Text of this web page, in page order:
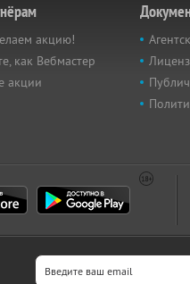
акцию!
как Вебмастер
акции